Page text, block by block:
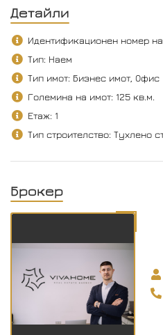
Детайли
Идентификационен номер
Тип: Наем
Тип имот: Бизнес имот, Офис
Големина на имот: 125 кв.м.
Етаж: 1
Тип строителство: Тухлено
Брокер